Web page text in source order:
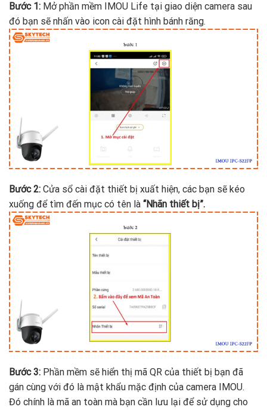
Bước 1: Mở phần mềm IMOU Life tại giao diện camera sau
đó bạn sẽ nhấn vào icon cài đặt hình bánh răng.
Bước 2: Cửa sổ cài đặt thiết bị xuất hiện, các bạn sẽ kéo
xuống để tìm đến mục có tên là “Nhãn thiết bị”.
Bước 3: Phần mềm sẽ hiển thị mã QR của thiết bị bạn đã
gán cùng với đó là mật khẩu mặc định của camera IMOU.
Đó chính là mã an toàn mà bạn cần lưu lại để sử dụng cho